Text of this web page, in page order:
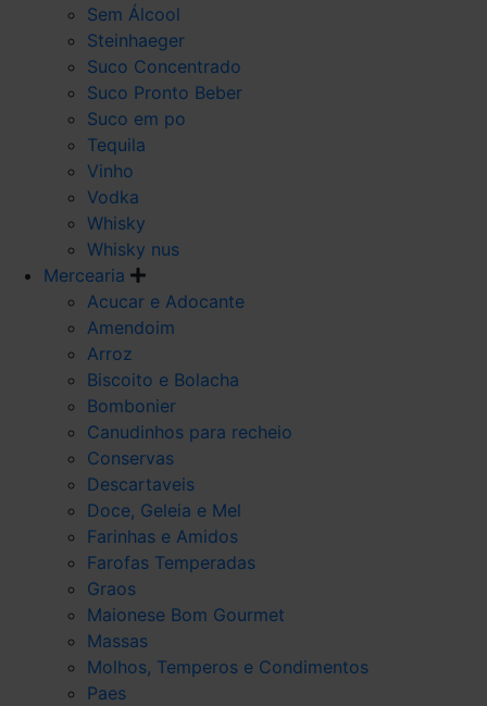
Sem Álcool
Steinhaeger
Suco Concentrado
Suco Pronto Beber
Suco em po
Tequila
Vinho
Vodka
Whisky
Whisky nus
Mercearia
Acucar e Adocante
Amendoim
Arroz
Biscoito e Bolacha
Bombonier
Canudinhos para recheio
Conservas
Descartaveis
Doce, Geleia e Mel
Farinhas e Amidos
Farofas Temperadas
Graos
Maionese Bom Gourmet
Massas
Molhos, Temperos e Condimentos
Paes